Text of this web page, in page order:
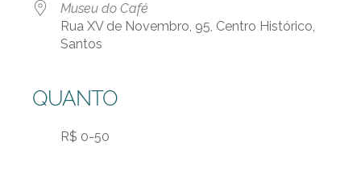
Museu do Café
Rua XV de Novembro, 95, Centro Histórico,
Santos
QUANTO
R$ 0-50